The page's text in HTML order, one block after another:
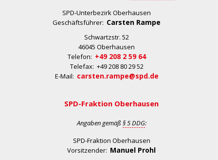
SPD-Unterbezirk Oberhausen
Geschäftsführer: Carsten Rampe
Schwartzstr. 52
46045 Oberhausen
Telefon: +49 208 2 59 64
Telefax: +49 208 80 29 52
E-Mail: carsten.rampe@spd.de
SPD-Fraktion Oberhausen
Angaben gemäß § 5 DDG:
SPD-Fraktion Oberhausen
Vorsitzender: Manuel Prohl